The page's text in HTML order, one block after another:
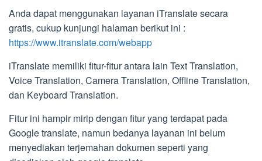
Anda dapat menggunakan layanan iTranslate secara
gratis, cukup kunjungi halaman berikut ini :
https://www.itranslate.com/webapp
iTranslate memiliki fitur-fitur antara lain Text Translation,
Voice Translation, Camera Translation, Offline Translation,
dan Keyboard Translation.
Fitur ini hampir mirip dengan fitur yang terdapat pada
Google translate, namun bedanya layanan ini belum
menyediakan terjemahan dokumen seperti yang